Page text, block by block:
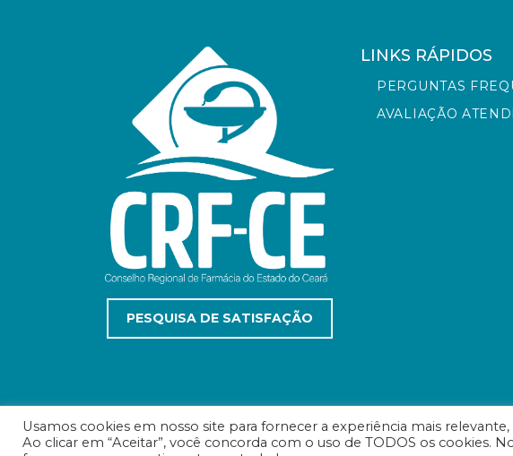
PESQUISA DE SATISFAÇÃO
LINKS RÁPIDOS
PERGUNTAS
AVALIAÇÃO
© Conselho Regional de Farmácia do Estado do Ceará - Todos
Usamos cookies em nosso site para fornecer a experiência mais
Ao clicar em “Aceitar”, você concorda com o uso de TODOS os cookies.